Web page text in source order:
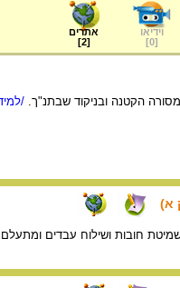
וידיאו
[
0
]
אתרים
[
2
]
הקטנה ובניקוד שבתנ"ך. /
א)
חובות ושילוח עבדים